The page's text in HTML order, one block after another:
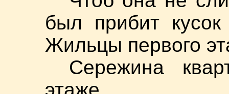
был прибит
Жильцы первого
Сережина